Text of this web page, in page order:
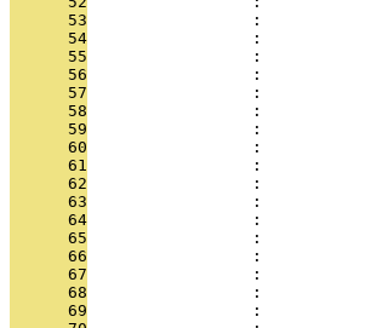
      53
:
      54
:
      55
:
      56
:
      57
:
      58
:
      59
:
      60
:
      61
:
      62
:
      63
:
      64
:
      65
:
      66
:
      67
:
      68
:
      69
: